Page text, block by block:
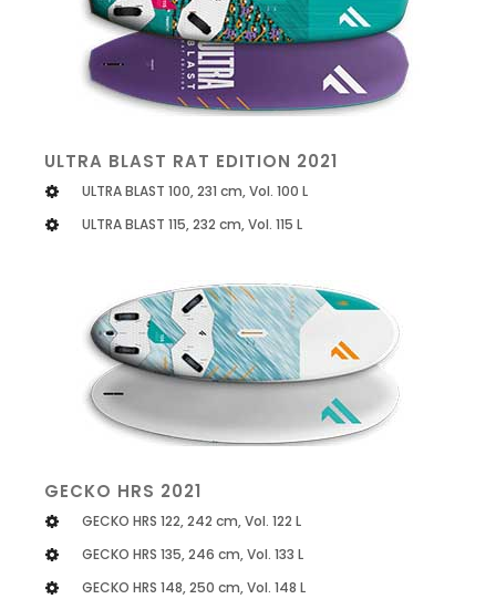
ULTRA BLAST RAT EDITION 2021
ULTRA BLAST 100, 231 cm, Vol. 100 L
ULTRA BLAST 115, 232 cm, Vol. 115 L
GECKO HRS 2021
GECKO HRS 122, 242 cm, Vol. 122 L
GECKO HRS 135, 246 cm, Vol. 133 L
GECKO HRS 148, 250 cm, Vol. 148 L